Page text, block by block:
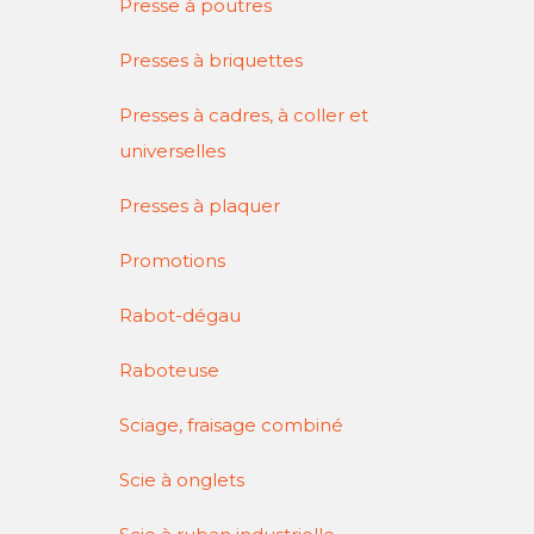
Presse à poutres
Presses à briquettes
Presses à cadres, à coller et
universelles
Presses à plaquer
Promotions
Rabot-dégau
Raboteuse
Sciage, fraisage combiné
Scie à onglets